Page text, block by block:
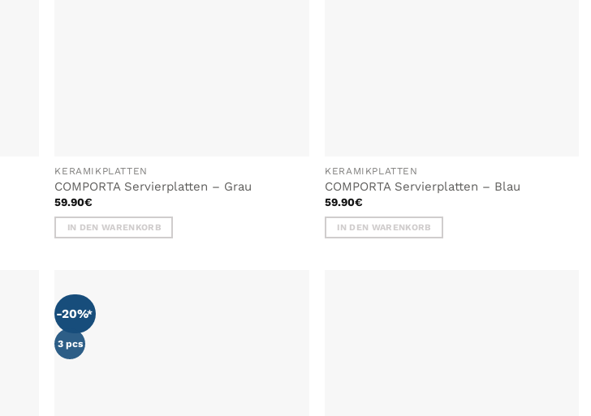
KERAMIKPLATTEN
COMPORTA Servierplatten – Grau
59.90€
IN DEN WARENKORB
KERAMIKPLATTEN
COMPORTA Servierplatten – Blau
59.90€
IN DEN WARENKORB
-20%
3 pcs